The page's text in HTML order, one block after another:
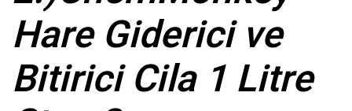
Hare Giderici ve
Bitirici Cila 1 Litre